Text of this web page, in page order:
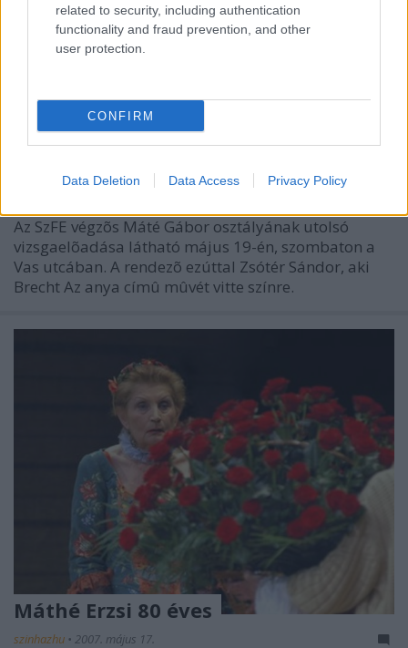
related to security, including authentication
functionality and fraud prevention, and other
user protection.
CONFIRM
Data Deletion Data Access Privacy Policy
Brecht: Az anya
szinhazhu•2007. május 17.
Az SzFE végzõs Máté Gábor osztályának utolsó
vizsgaelõadása látható május 19-én, szombaton a
Vas utcában. A rendezõ ezúttal Zsótér Sándor, aki
Brecht Az anya címû mûvét vitte színre.
Máthé Erzsi 80 éves
szinhazhu • 2007. május 17.